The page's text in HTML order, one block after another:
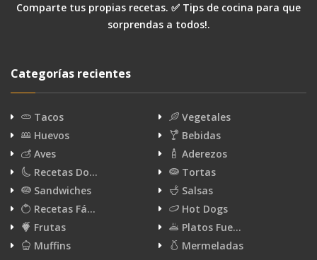
Comparte tus propias recetas. ✅ Tips de cocina para que
sorprendas a todos!.
Categorías recientes
Tacos
Vegetales
Huevos
Bebidas
Aves
Aderezos
Recetas Do…
Tortas
Sandwiches
Salsas
Recetas Fá…
Hot Dogs
Frutas
Platos Fue…
Muffins
Mermeladas